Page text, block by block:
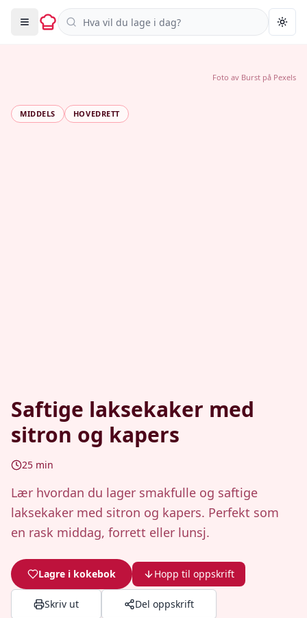
Søk i oppskrifter
MIDDELS HOVEDRETT
Saftige laksekaker med
sitron og kapers
25 min
Lær hvordan du lager smakfulle og saftige
laksekaker med sitron og kapers. Perfekt som
en rask middag, forrett eller lunsj.
Lagre i kokebok Hopp til oppskrift
Skriv ut Del oppskrift
Foto av Burst på Pexels